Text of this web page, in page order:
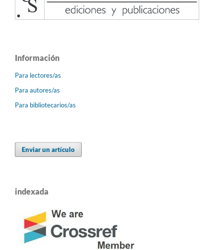
Información
Para lectores/as
Para autores/as
Para bibliotecarios/as
Enviar un artículo
indexada